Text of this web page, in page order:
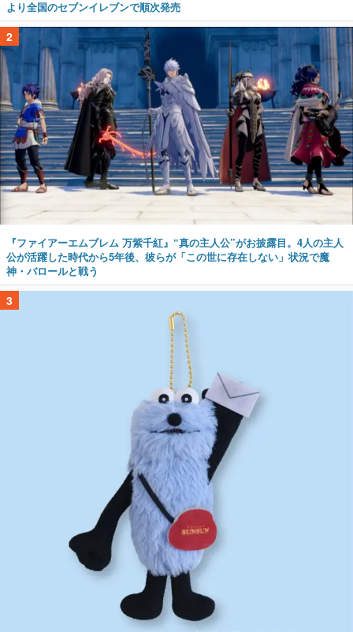
より全国のセブンイレブンで順次発売
2
『ファイアーエムブレム 万紫千紅』“真の主人公”がお披露目。4人の主人
公が活躍した時代から5年後、彼らが「この世に存在しない」状況で魔
神・バロールと戦う
3